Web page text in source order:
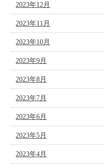
2023年12月
2023年11月
2023年10月
2023年9月
2023年8月
2023年7月
2023年6月
2023年5月
2023年4月